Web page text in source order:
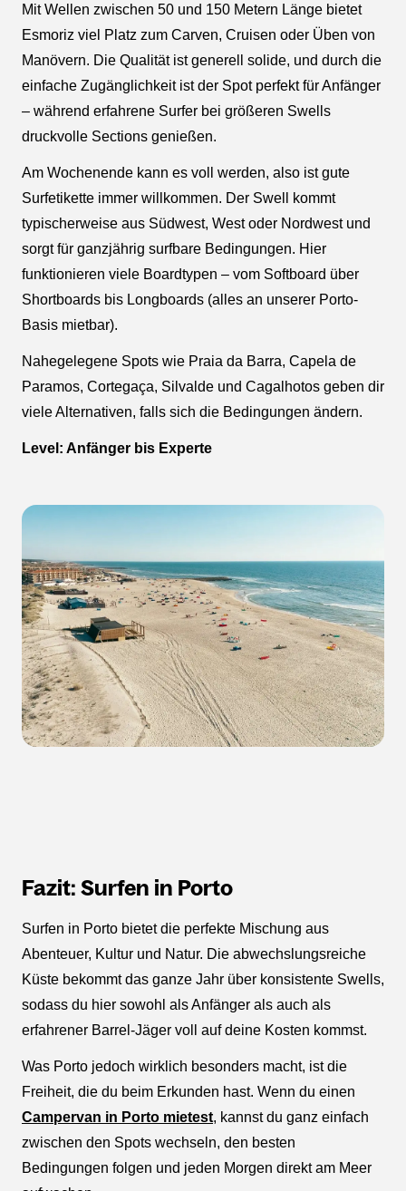
Mit Wellen zwischen 50 und 150 Metern Länge bietet
Esmoriz viel Platz zum Carven, Cruisen oder Üben von
Manövern. Die Qualität ist generell solide, und durch die
einfache Zugänglichkeit ist der Spot perfekt für Anfänger
– während erfahrene Surfer bei größeren Swells
druckvolle Sections genießen.
Am Wochenende kann es voll werden, also ist gute
Surfetikette immer willkommen. Der Swell kommt
typischerweise aus Südwest, West oder Nordwest und
sorgt für ganzjährig surfbare Bedingungen. Hier
funktionieren viele Boardtypen – vom Softboard über
Shortboards bis Longboards (alles an unserer Porto-
Basis mietbar).
Nahegelegene Spots wie Praia da Barra, Capela de
Paramos, Cortegaça, Silvalde und Cagalhotos geben dir
viele Alternativen, falls sich die Bedingungen ändern.
Level: Anfänger bis Experte
Fazit: Surfen in Porto
Surfen in Porto bietet die perfekte Mischung aus
Abenteuer, Kultur und Natur. Die abwechslungsreiche
Küste bekommt das ganze Jahr über konsistente Swells,
sodass du hier sowohl als Anfänger als auch als
erfahrener Barrel-Jäger voll auf deine Kosten kommst.
Was Porto jedoch wirklich besonders macht, ist die
Freiheit, die du beim Erkunden hast. Wenn du einen
Campervan in Porto mietest, kannst du ganz einfach
zwischen den Spots wechseln, den besten
Bedingungen folgen und jeden Morgen direkt am Meer